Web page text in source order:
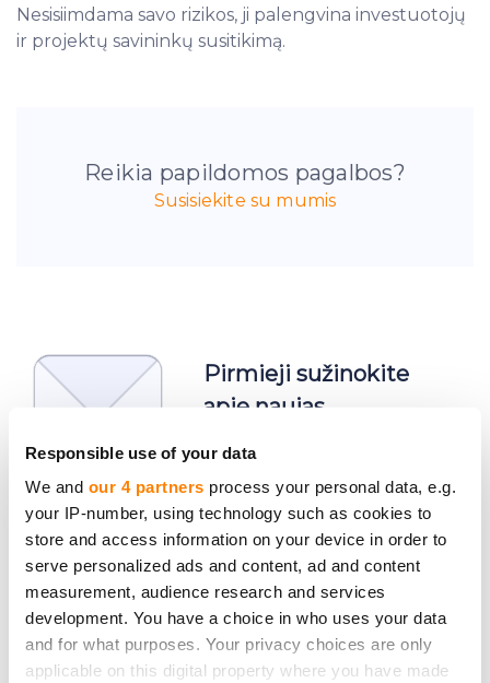
Responsible use of your data
We and our 4 partners process your personal data, e.g.
your IP-number, using technology such as cookies to
store and access information on your device in order to
serve personalized ads and content, ad and content
measurement, audience research and services
development. You have a choice in who uses your data
and for what purposes. Your privacy choices are only
applicable on this digital property where you have made
Nesisiimdama savo rizikos, ji palengvina investuotojų
ir projektų savininkų susitikimą.
Reikia papildomos pagalbos?
Susisiekite su mumis
Pirmieji sužinokite
apie naujas
Prenumeruoti
Asmeniniai duomenys bus tvarkomi pagal
CrowdedHeroPrivacy Policy. Jūs galite atsisakyti